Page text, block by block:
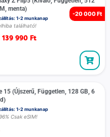
-20 000 Ft
menta)
1-2 munkanap
található!
139 990 Ft
15 (Újszerű, Független, 128 GB, 6
1-2 munkanap
Csak eSIM!